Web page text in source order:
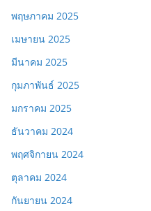
พฤษภาคม 2025
เมษายน 2025
มีนาคม 2025
กุมภาพันธ์ 2025
มกราคม 2025
ธันวาคม 2024
พฤศจิกายน 2024
ตุลาคม 2024
กันยายน 2024